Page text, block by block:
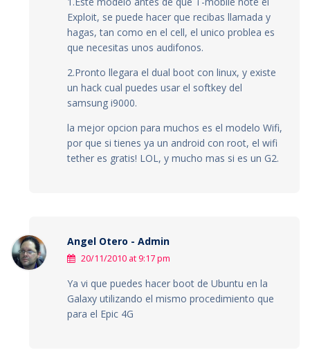
Exploit, se puede hacer que recibas llamada y
hagas, tan como en el cell, el unico problea es
que necesitas unos audifonos.
2.Pronto llegara el dual boot con linux, y existe
un hack cual puedes usar el softkey del
samsung i9000.
la mejor opcion para muchos es el modelo Wifi,
por que si tienes ya un android con root, el wifi
tether es gratis! LOL, y mucho mas si es un G2.
Angel Otero - Admin
20/11/2010 at 9:17 pm
Ya vi que puedes hacer boot de Ubuntu en la
Galaxy utilizando el mismo procedimiento que
para el Epic 4G